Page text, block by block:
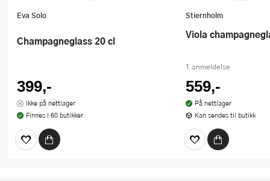
Eva Solo
Champagneglass 20 cl
399,-
Ikke på nettlager
Finnes i 60 butikker
Stiernholm
Viola
1 anmeldelse
559,-
På nettlager
Kan sendes til butikk